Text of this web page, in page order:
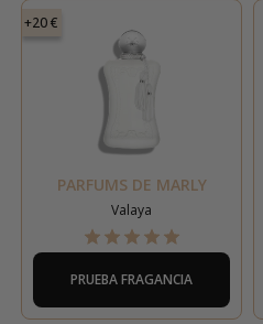
+20 €
PARFUMS DE MARLY
Valaya
PRUEBA FRAGANCIA